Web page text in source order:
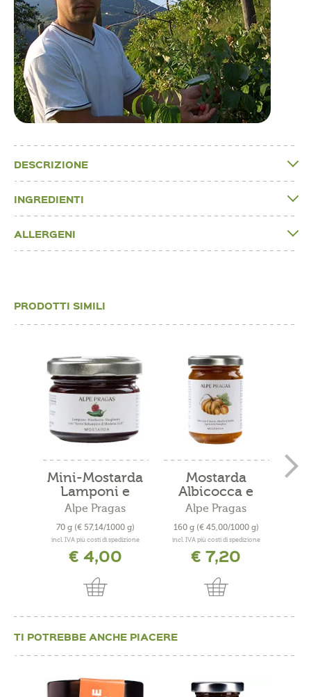
DESCRIZIONE
INGREDIENTI
ALLERGENI
PRODOTTI SIMILI
Mini-Mostarda
Lamponi e
Aceto...
Alpe Pragas
70 g (€ 57,14/1000 g)
incl. IVA più costi di spedizione
€ 4,00
Mostarda
Albicocca e
Zucca
Alpe Pragas
160 g (€ 45,00/1000 g)
incl. IVA più costi di spedizione
€ 7,20
TI POTREBBE ANCHE PIACERE